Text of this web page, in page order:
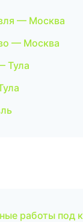
— Москва
— Москва
Тула
работы под